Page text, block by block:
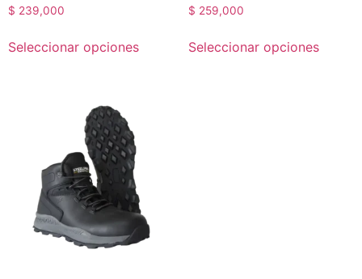
$ 239,000
Seleccionar opciones
$ 259,000
Seleccionar opciones